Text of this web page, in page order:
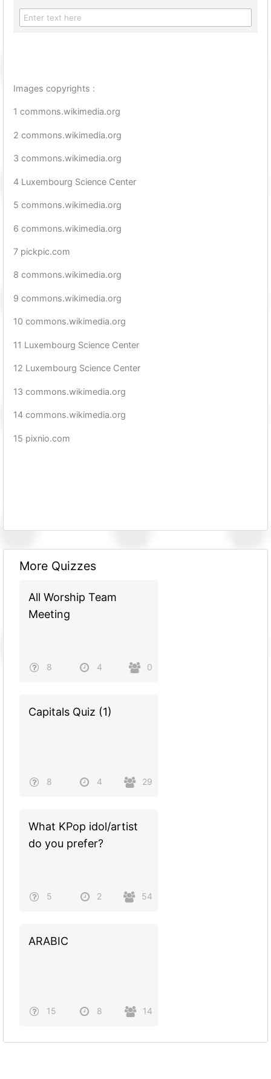
Images copyrights :
1 commons.wikimedia.org
2 commons.wikimedia.org
3 commons.wikimedia.org
4 Luxembourg Science Center
5 commons.wikimedia.org
6 commons.wikimedia.org
7 pickpic.com
8 commons.wikimedia.org
9 commons.wikimedia.org
10 commons.wikimedia.org
11 Luxembourg Science Center
12 Luxembourg Science Center
13 commons.wikimedia.org
14 commons.wikimedia.org
15 pixnio.com
More Quizzes
All Worship Team
Meeting
8 4 0
Capitals Quiz (1)
8 4 29
What KPop idol/artist
do you prefer?
5 2 54
ARABIC
15 8 14